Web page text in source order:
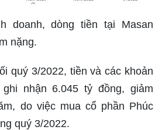
doanh, dòng tiền tại Masan
nặng.
quý 3/2022, tiền và các khoản
nhận 6.045 tỷ đồng, giảm
do việc mua cổ phần Phúc
quý 3/2022.